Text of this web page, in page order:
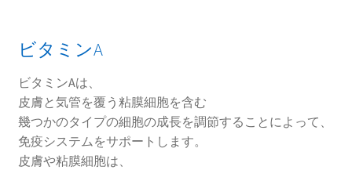
ビタミンA
ビタミンAは、
皮膚と気管を覆う粘膜細胞を含む
幾つかのタイプの細胞の成長を調節することによって、
免疫システムをサポートします。
皮膚や粘膜細胞は、